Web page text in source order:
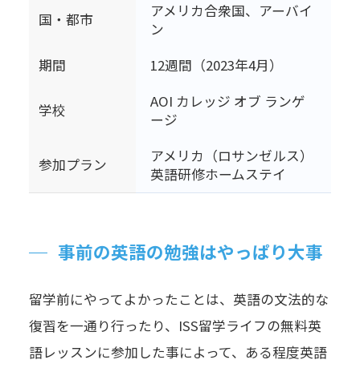
国・都市
アメリカ合衆国、アーバイ
ン
期間
12週間（2023年4月）
学校
AOI カレッジ オブ ランゲ
ージ
参加プラン
アメリカ（ロサンゼルス）
英語研修ホームステイ
事前の英語の勉強はやっぱり大事
留学前にやってよかったことは、英語の文法的な
復習を一通り行ったり、ISS留学ライフの無料英
語レッスンに参加した事によって、ある程度英語